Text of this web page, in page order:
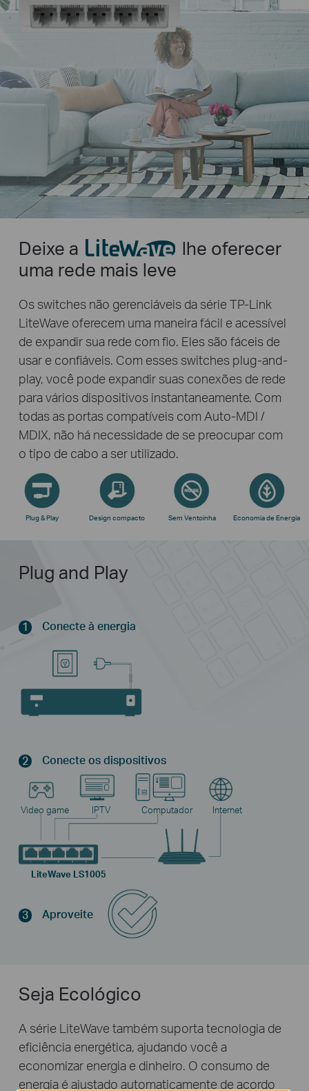
Deixe a
lhe oferecer
uma rede mais leve
Os switches não gerenciáveis da série TP-Link
LiteWave oferecem uma maneira fácil e acessível
de expandir sua rede com fio. Eles são fáceis de
usar e confiáveis. Com esses switches plug-and-
play, você pode expandir suas conexões de rede
para vários dispositivos instantaneamente. Com
todas as portas compatíveis com Auto-MDI /
MDIX, não há necessidade de se preocupar com
o tipo de cabo a ser utilizado.
Plug & Play Design compacto Sem Ventoinha Economia de Energia
Plug and Play
1 Conecte à energia
2 Conecte os dispositivos
Video game IPTV Computador Internet
LiteWave LS1005
3 Aproveite
Seja Ecológico
A série LiteWave também suporta tecnologia de
eficiência energética, ajudando você a
economizar energia e dinheiro. O consumo de
energia é ajustado automaticamente de acordo